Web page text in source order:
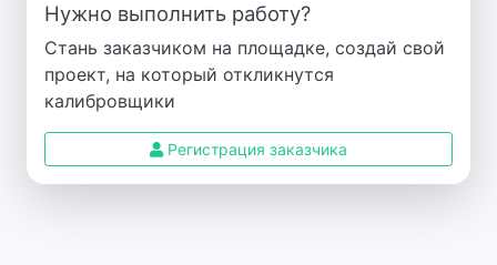
Нужно выполнить работу?
Стань заказчиком на площадке, создай свой
проект, на который откликнутся
калибровщики
Регистрация заказчика